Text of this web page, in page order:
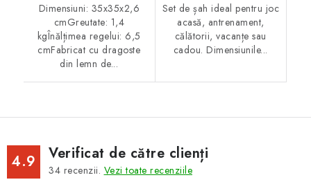
Dimensiuni: 35x35x2,6
cmGreutate: 1,4
kgÎnălțimea regelui: 6,5
cmFabricat cu dragoste
din lemn de...
Set de șah ideal pentru joc
acasă, antrenament,
călătorii, vacanțe sau
cadou. Dimensiunile...
4.9 Verificat de către clienți
34 recenzii. Vezi toate recenziile